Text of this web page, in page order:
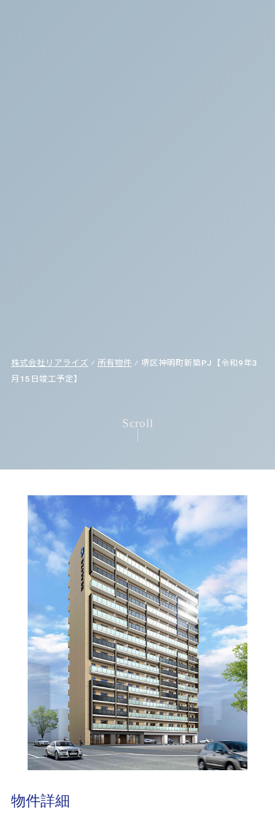
株式会社リアライズ ⁄ 所有物件 ⁄ 堺区神明町新築PJ【令和9年3
月15日竣工予定】
Scroll
物件詳細